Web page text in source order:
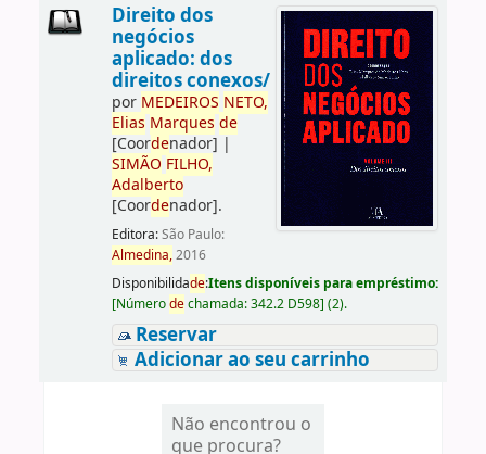
Direito dos
negócios
aplicado: dos
direitos conexos/
por MEDEIROS NETO,
Elias Marques de
[Coordenador] |
SIMÃO FILHO,
Adalberto
[Coordenador].
Editora:São Paulo:
Almedina,2016
Disponibilidade:Itens disponíveis para empréstimo:
[Númerodechamada:342.2 D598] (2).
Reservar
Adicionar ao seu carrinho
Não encontrou o
que procura?